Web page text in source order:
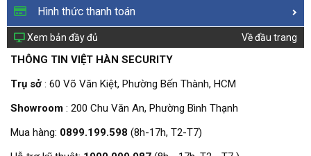
Hình thức thanh toán
Xem bản đầy đủ Về đầu trang
THÔNG TIN VIỆT HÀN SECURITY
Trụ sở : 60 Võ Văn Kiệt, Phường Bến Thành, HCM
Showroom : 200 Chu Văn An, Phường Bình Thạnh
Mua hàng: 0899.199.598 (8h-17h, T2-T7)